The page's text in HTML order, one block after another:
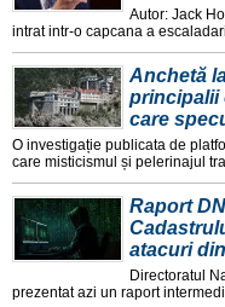
Autor: Jack
intrat intr-o capcana a
Anchetă
principalii
care
O investigație publicata de
care misticismul și pelerinajul
Raport
atacuri
Directoratul
prezentat azi un raport